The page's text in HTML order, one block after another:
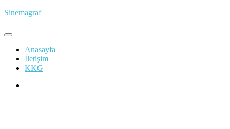
İçeriğe
Sinemagraf
Anasayfa
İletişim
KKG